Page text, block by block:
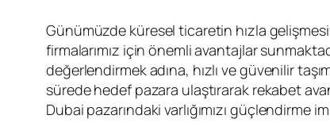
Günümüzde küresel ticaretin hızla
firmalarımız için önemli avantajlar
değerlendirmek adına, hızlı ve güvenilir
sürede hedef pazara ulaştırarak rekabet
Dubai pazarındaki varlığımızı güçlendirme